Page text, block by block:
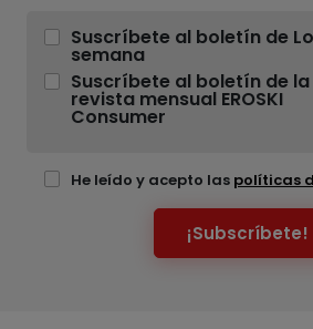
Suscríbete al boletín de
semana
Suscríbete al boletín de la
revista mensual EROSKI
Consumer
He leído y acepto las políticas
¡Subscríbete!